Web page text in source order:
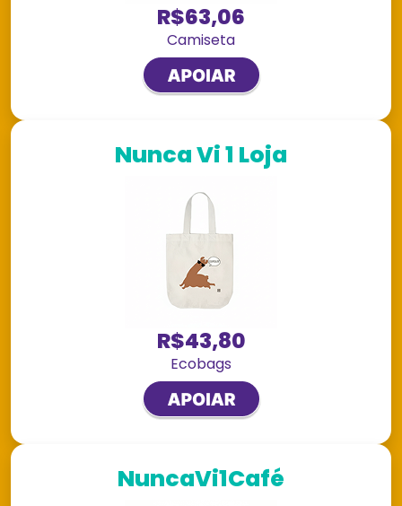
R$63,06
Camiseta
Nunca Vi 1 Loja
R$43,80
Ecobags
NuncaVi1Café